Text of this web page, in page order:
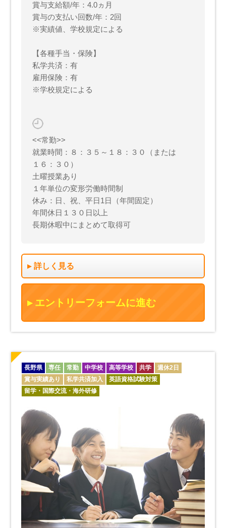
賞与支給額/年：4.0ヵ月
賞与の支払い回数/年：2回
※実績値、学校規定による
【各種手当・保険】
私学共済：有
雇用保険：有
※学校規定による
<<常勤>>
就業時間：８：３５～１８：３０（または
１６：３０）
土曜授業あり
１年単位の変形労働時間制
休み：日、祝、平日1日（年間固定）
年間休日１３０日以上
長期休暇中にまとめて取得可
詳しく見る
エントリーフォームに進む
長野県 専任 常勤 中学校 高等学校 共学
週休2日
賞与実績あり
私学共済加入
英語資格試験対策
留学・国際交流・海外研修